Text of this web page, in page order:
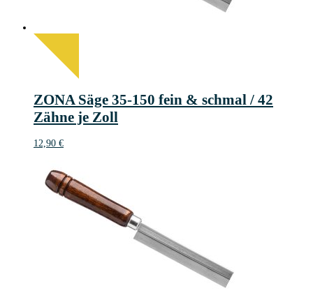
ZONA Säge 35-150 fein & schmal / 42
Zähne je Zoll
12,90 €